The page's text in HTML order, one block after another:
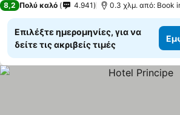
8,2 Πολύ καλό 4.941 0.3 χλμ. από: Book
Επιλέξτε ημερομηνίες, για να
δείτε τις ακριβείς τιμές